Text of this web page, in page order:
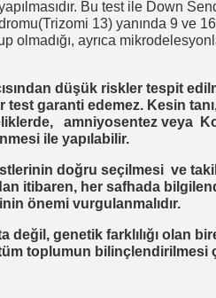
Bu test ile Down
13) yanında 9 ve
olmadığı, ayrıca
düşük riskler tespit
test garanti edemez. Kesin
amniyosentez veya
ile yapılabilir.
doğru seçilmesi ve
itibaren, her safhada
önemi vurgulanmalıdır.
değil, genetik farklılığı olan
toplumun bilinçlendirilmesi